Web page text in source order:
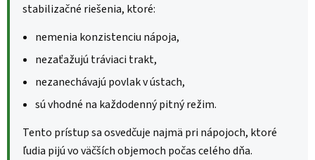
stabilizačné riešenia, ktoré:
nemenia konzistenciu nápoja,
nezaťažujú tráviaci trakt,
nezanechávajú povlak v ústach,
sú vhodné na každodenný pitný režim.
Tento prístup sa osvedčuje najmä pri nápojoch, ktoré
ľudia pijú vo väčších objemoch počas celého dňa.